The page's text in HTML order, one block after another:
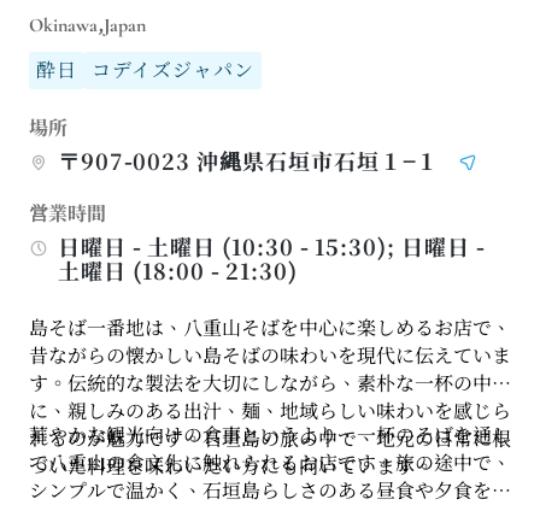
Okinawa,Japan
酔日
コデイズジャパン
場所
〒907-0023 沖縄県石垣市石垣１−１
営業時間
日曜日 - 土曜日 (10:30 - 15:30); 日曜日 -
土曜日 (18:00 - 21:30)
島そば一番地は、八重山そばを中心に楽しめるお店で、
昔ながらの懐かしい島そばの味わいを現代に伝えていま
す。伝統的な製法を大切にしながら、素朴な一杯の中
に、親しみのある出汁、麺、地域らしい味わいを感じら
れるのが魅力です。石垣島の旅の中で、地元の日常に根
づいた料理を味わいたい方にも向いています。
華やかな観光向けの食事というより、一杯のそばを通し
て八重山の食文化に触れられるお店です。旅の途中で、
シンプルで温かく、石垣島らしさのある昼食や夕食を安